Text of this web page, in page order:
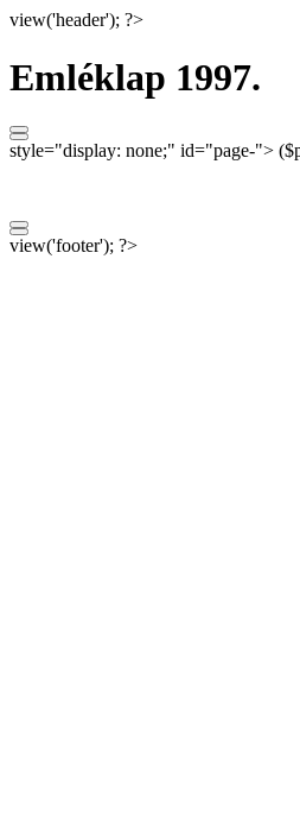
view('header'); ?>
Emléklap 1997.
style="display: none;" id="page-">
view('footer'); ?>